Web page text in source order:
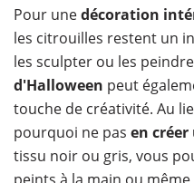
Pour unedécoration
les citrouilles restent un
les sculpter ou les
d'Halloween peut
touche de créativité. Au
pourquoi ne pas en
tissu noir ou gris, vous